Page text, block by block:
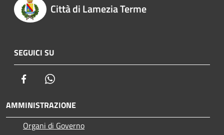
Città di Lamezia Terme
SEGUICI SU
Facebook
AMMINISTRAZIONE
Organi di Governo